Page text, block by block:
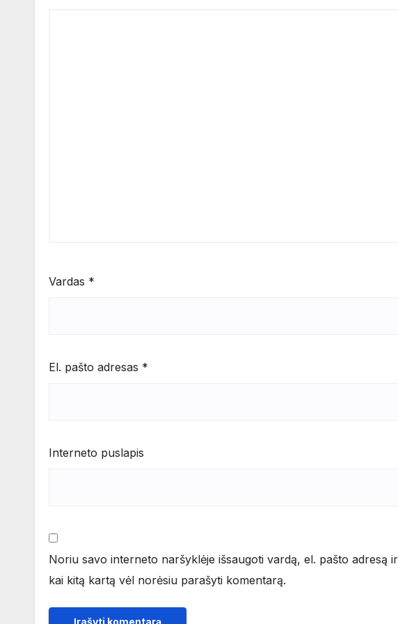
Vardas *
El. pašto adresas *
Interneto puslapis
Noriu savo interneto naršyklėje išsaugoti vardą, el. pašto adresą
kai kitą kartą vėl norėsiu parašyti komentarą.